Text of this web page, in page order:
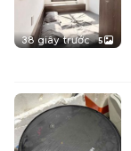
38 giây trước 5